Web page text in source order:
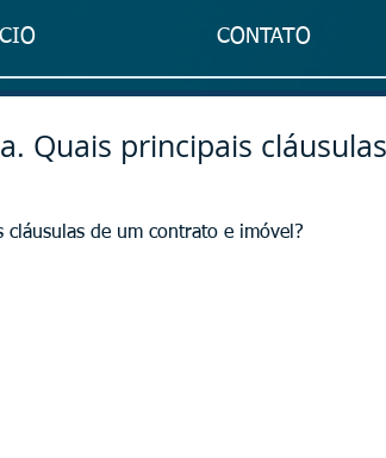
CONTATO
Quais principais
de um contrato e imóvel?